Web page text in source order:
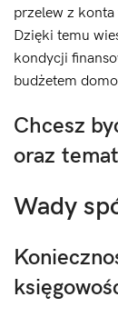
przelew z
Dzięki temu
kondycji
budżetem
Chcesz
oraz
Wady